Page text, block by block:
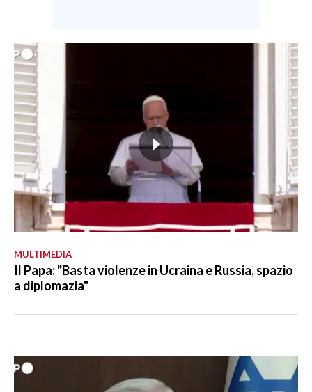
MULTIMEDIA
Il Papa: "Basta violenze in Ucraina e Russia, spazio
a diplomazia"